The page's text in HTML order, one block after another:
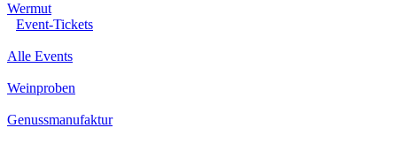
Wermut
Event-Tickets
Alle Events
Weinproben
Genussmanufaktur